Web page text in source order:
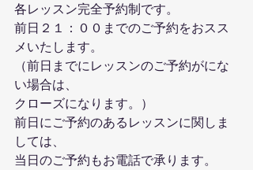
各レッスン完全予約制です。
前日２１：００までのご予約をおスス
メいたします。
（前日までにレッスンのご予約がにな
い場合は、
クローズになります。）
前日にご予約のあるレッスンに関しま
しては、
当日のご予約もお電話で承ります。